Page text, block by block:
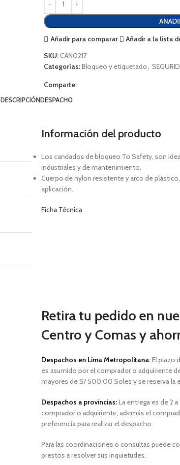
Añadir para comparar
Añadir a la lista
SKU:CAN0217
Categorías:Bloqueo y etiquetado
Comparte:
DESCRIPCIÓNDESPACHO
Información del producto
Los candados de bloqueo To Safety, son
industriales y de mantenimiento.
Cuerpo de nylon resistente y arco de
aplicación.
Ficha Técnica
Retira tu pedido en
Centro y Comas y
Despachos en Lima Metropolitana:El plazo
es asumido por el comprador o adquiriente
mayores de S/ 500.00 Soles yse reserva la
Despachos a provincias:La entrega es de 2
comprador o adquiriente, además el
preferencia para realizar el despacho.
Para las coordinaciones o consultas puede
prestos a resolver sus inquietudes.